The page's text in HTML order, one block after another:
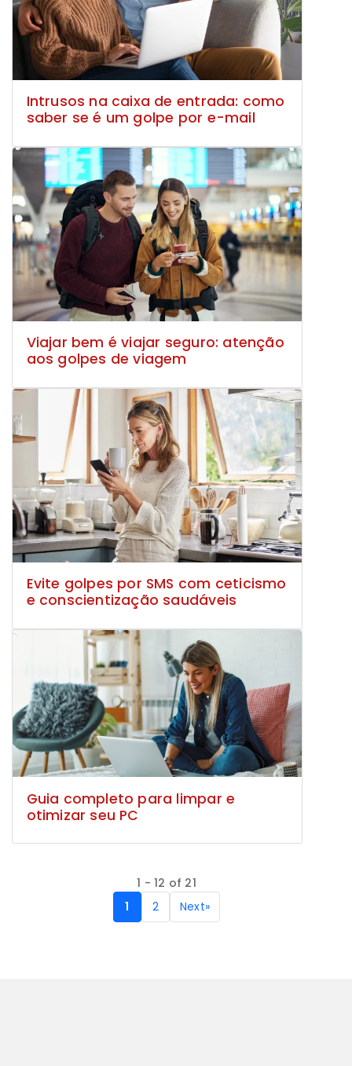
Intrusos na caixa de entrada: como
saber se é um golpe por e-mail
Viajar bem é viajar seguro: atenção
aos golpes de viagem
Evite golpes por SMS com ceticismo
e conscientização saudáveis
Guia completo para limpar e
otimizar seu PC
1 - 12 of 21
1
2 Next»